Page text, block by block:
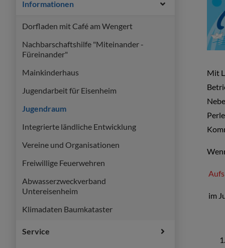
Informationen
Dorfladen mit Café am Wengert
Nachbarschaftshilfe "Miteinander -
Füreinander"
Mainkinderhaus
Jugendarbeit für Eisenheim
Jugendraum
Integrierte ländliche Entwicklung
Vereine und Organisationen
Freiwillige Feuerwehren
Abwasserzweckverband
Untereisenheim
Klimadaten Baumkataster
Service
Mit
im